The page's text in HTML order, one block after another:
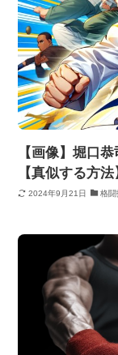
【画像】堀口
【真似する方法
2024年9月21日 格闘